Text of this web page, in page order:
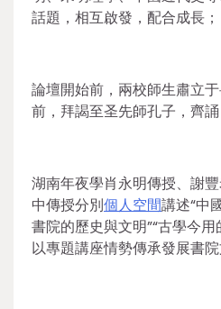
話題，相互啟發，配合成長；
論壇開始前，兩校師生肅立
前，拜謁至圣先師孔子，齊
湖南年夜學肖永明傳授、謝
中傳授分別個人空間講述“中
書院的歷史與文明”“古學今
以專題講座情勢傳承發展書